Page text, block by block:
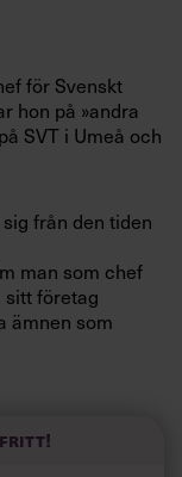
för Svenskt
hon på »andra
SVT i Umeå och
från den tiden
man som chef
företag
ämnen som
något positivt
det.